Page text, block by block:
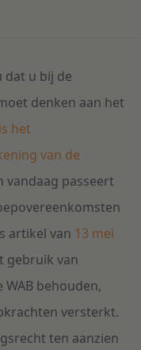
dat u bij de
denken aan het
het
van de
vandaag passeert
artikel van 13 mei
gebruik van
behouden,
versterkt.
ten aanzien